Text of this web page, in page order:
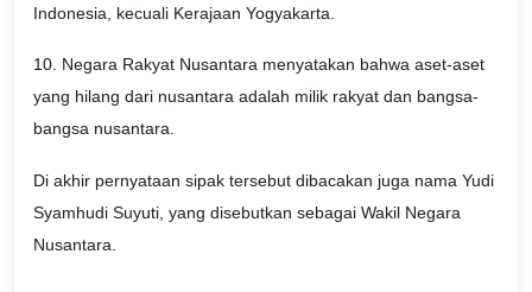
Indonesia, kecuali Kerajaan Yogyakarta.
10. Negara Rakyat Nusantara menyatakan bahwa aset-aset
yang hilang dari nusantara adalah milik rakyat dan bangsa-
bangsa nusantara.
Di akhir pernyataan sipak tersebut dibacakan juga nama Yudi
Syamhudi Suyuti, yang disebutkan sebagai Wakil Negara
Nusantara.